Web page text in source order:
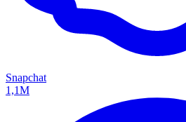
Snapchat
1,1M